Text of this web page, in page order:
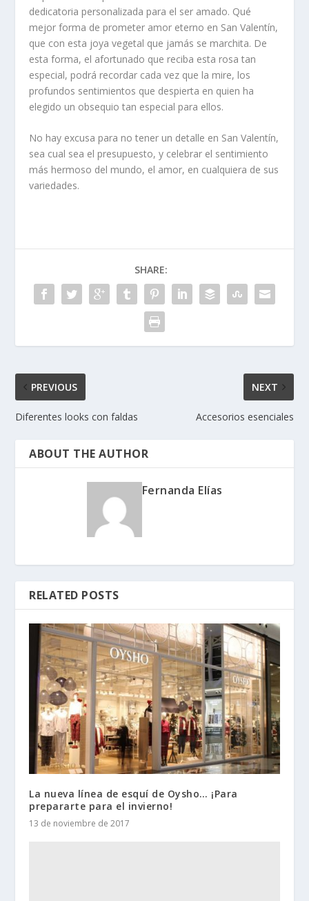
dedicatoria personalizada para el ser amado. Qué
mejor forma de prometer amor eterno en San Valentín,
que con esta joya vegetal que jamás se marchita. De
esta forma, el afortunado que reciba esta rosa tan
especial, podrá recordar cada vez que la mire, los
profundos sentimientos que despierta en quien ha
elegido un obsequio tan especial para ellos.
No hay excusa para no tener un detalle en San Valentín,
sea cual sea el presupuesto, y celebrar el sentimiento
más hermoso del mundo, el amor, en cualquiera de sus
variedades.
SHARE:
PREVIOUS
Diferentes looks con faldas
NEXT
Accesorios esenciales
ABOUT THE AUTHOR
Fernanda Elías
RELATED POSTS
La nueva línea de esquí de Oysho… ¡Para
prepararte para el invierno!
13 de noviembre de 2017